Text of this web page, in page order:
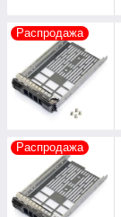
Распродажа
Распродажа